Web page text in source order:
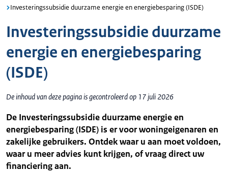
Investeringssubsidie duurzame energie en energiebesparing (ISDE)
Investeringssubsidie duurzame
energie en energiebesparing
(ISDE)
De inhoud van deze pagina is gecontroleerd op 17 juli 2026
De Investeringssubsidie duurzame energie en
energiebesparing (ISDE) is er voor woningeigenaren en
zakelijke gebruikers. Ontdek waar u aan moet voldoen,
waar u meer advies kunt krijgen, of vraag direct uw
financiering aan.